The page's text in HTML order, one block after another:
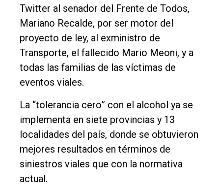
Twitter al senador del Frente de Todos,
Mariano Recalde, por ser motor del
proyecto de ley, al exministro de
Transporte, el fallecido Mario Meoni, y a
todas las familias de las víctimas de
eventos viales.
La “tolerancia cero” con el alcohol ya se
implementa en siete provincias y 13
localidades del país, donde se obtuvieron
mejores resultados en términos de
siniestros viales que con la normativa
actual.